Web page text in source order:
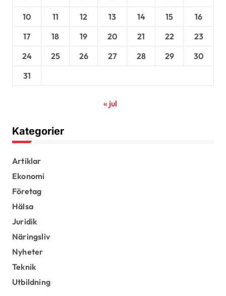
10
11 12 13 14 15
16
17
18 19 20 21 22
23
24
25 26 27 28 29
30
31
« jul
Kategorier
Artiklar
Ekonomi
Företag
Hälsa
Juridik
Näringsliv
Nyheter
Teknik
Utbildning